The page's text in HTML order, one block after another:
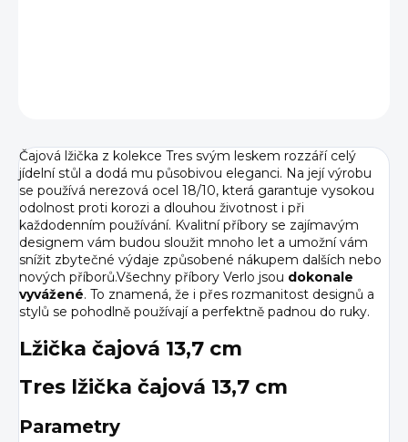
Čajová lžička z kolekce Tres svým leskem rozzáří celý
jídelní stůl a dodá mu působivou eleganci. Na její výrobu
se používá nerezová ocel 18/10, která garantuje vysokou
odolnost proti korozi a dlouhou životnost i při
každodenním používání. Kvalitní příbory se zajímavým
designem vám budou sloužit mnoho let a umožní vám
snížit zbytečné výdaje způsobené nákupem dalších nebo
nových příborů.Všechny příbory Verlo jsou dokonale
vyvážené. To znamená, že i přes rozmanitost designů a
stylů se pohodlně používají a perfektně padnou do ruky.
Lžička čajová 13,7 cm
Tres lžička čajová 13,7 cm
Parametry